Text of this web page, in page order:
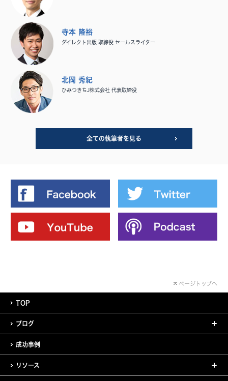
寺本 隆裕
ダイレクト出版 取締役 セールスライター
北岡 秀紀
ひみつきちJ株式会社 代表取締役
全ての執筆者を見る
ページトップへ
TOP
ブログ
成功事例
リソース